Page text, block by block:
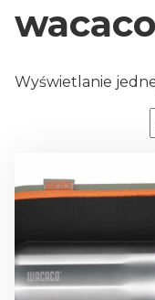
wacaco
Wyświetlanie